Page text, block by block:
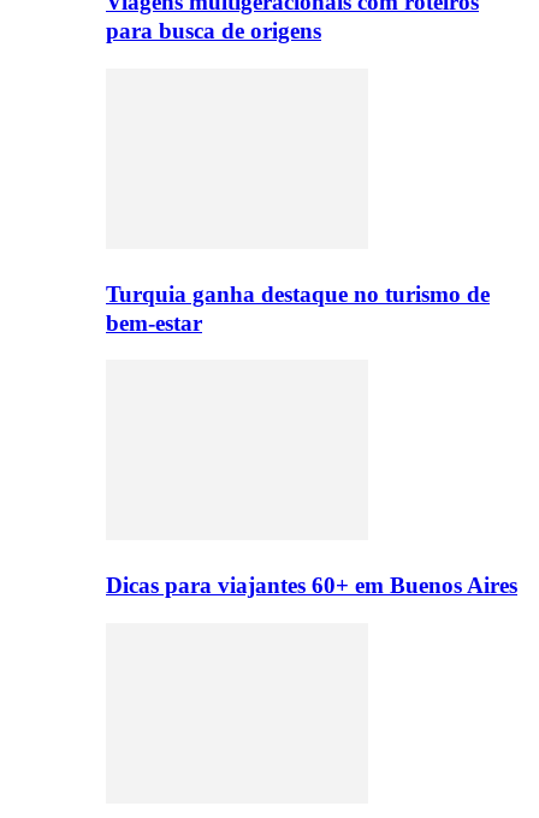
para busca de origens
Turquia ganha destaque no turismo de
bem-estar
Dicas para viajantes 60+ em Buenos Aires